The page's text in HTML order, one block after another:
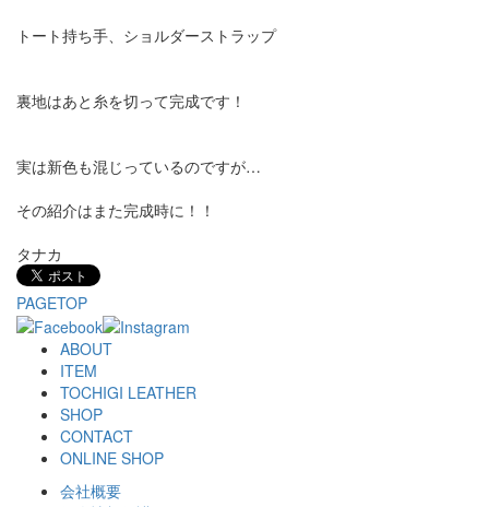
トート持ち手、ショルダーストラップ
裏地はあと糸を切って完成です！
実は新色も混じっているのですが…
その紹介はまた完成時に！！
タナカ
PAGETOP
ABOUT
ITEM
TOCHIGI LEATHER
SHOP
CONTACT
ONLINE SHOP
会社概要